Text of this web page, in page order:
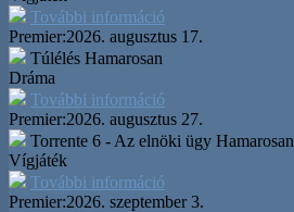
További információ
Premier:2026. augusztus 17.
Túlélés Hamarosan
Dráma
További információ
Premier:2026. augusztus 27.
Torrente 6 - Az elnöki ügy Hamarosan
Vígjáték
További információ
Premier:2026. szeptember 3.